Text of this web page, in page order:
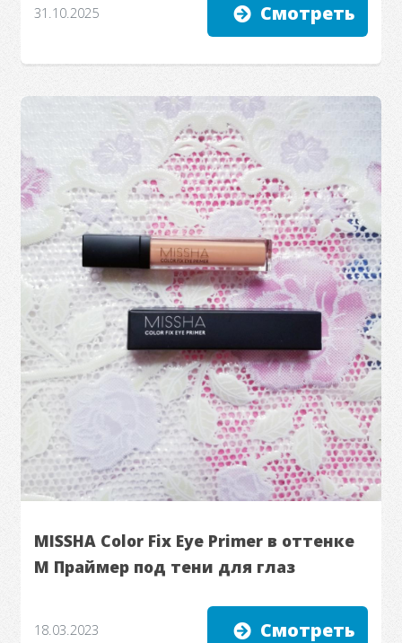
31.10.2025 Смотреть
MISSHA Color Fix Eye Primer в оттенке
М Праймер под тени для глаз
18.03.2023 Смотреть